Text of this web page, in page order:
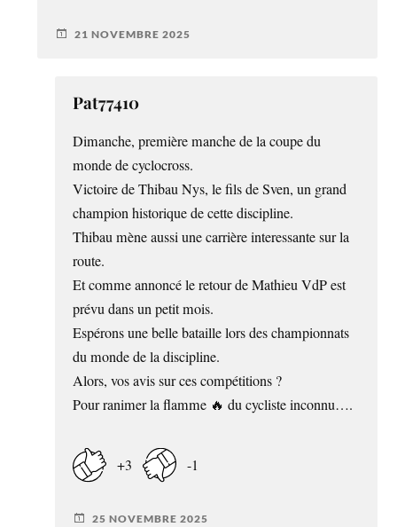
21 NOVEMBRE 2025
Pat77410
Dimanche, première manche de la coupe du
monde de cyclocross.
Victoire de Thibau Nys, le fils de Sven, un grand
champion historique de cette discipline.
Thibau mène aussi une carrière interessante sur la
route.
Et comme annoncé le retour de Mathieu VdP est
prévu dans un petit mois.
Espérons une belle bataille lors des championnats
du monde de la discipline.
Alors, vos avis sur ces compétitions ?
Pour ranimer la flamme 🔥 du cycliste inconnu….
+3 -1
25 NOVEMBRE 2025